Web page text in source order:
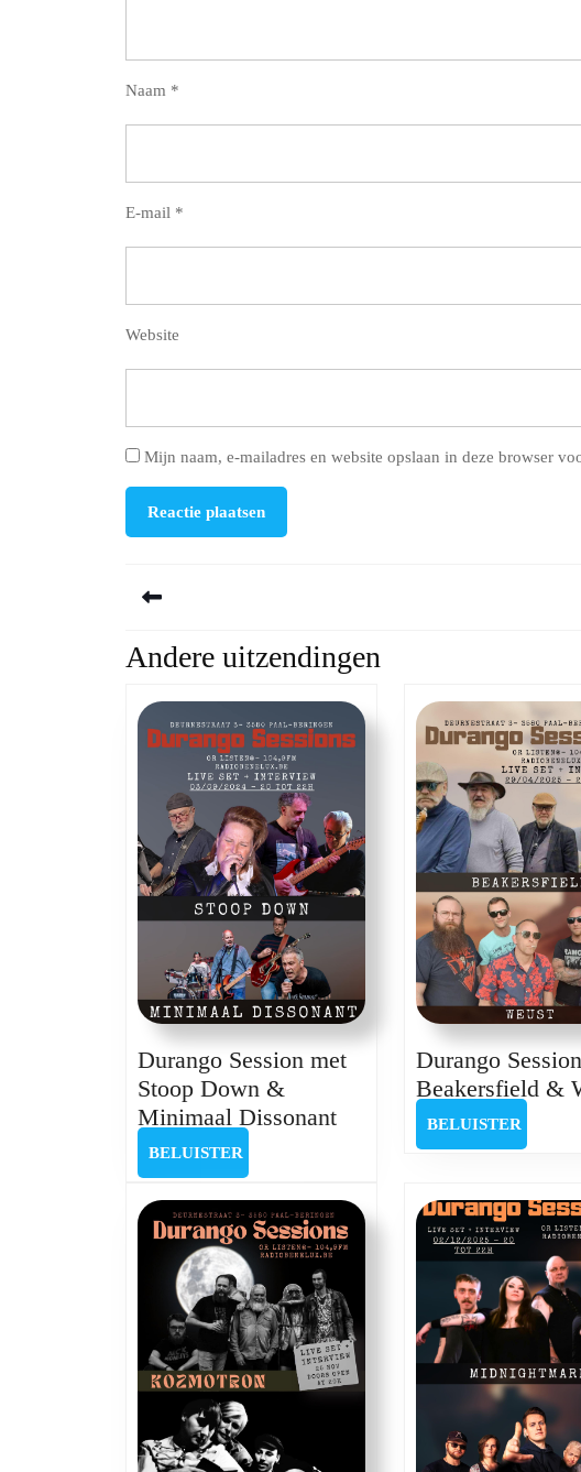
Naam *
E-mail *
Website
Mijn naam, e-mailadres en website opslaan in deze browser
Previous
Andere uitzendingen
Durango Session met
Stoop Down &
Minimaal DissonantDurango
Stoop
Down
Minimaal
Dissonant
BELUISTER
Durango
Beakersfield &
BELUISTER